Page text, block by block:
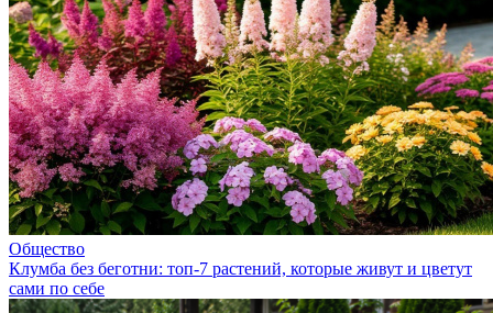
Общество
Клумба без беготни: топ‑7 растений, которые живут и цветут
сами по себе